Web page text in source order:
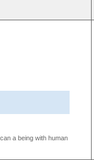
a being with human